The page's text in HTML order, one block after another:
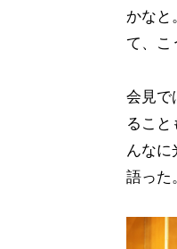
かなと
て、こ
会見で
ること
んなに
語った。